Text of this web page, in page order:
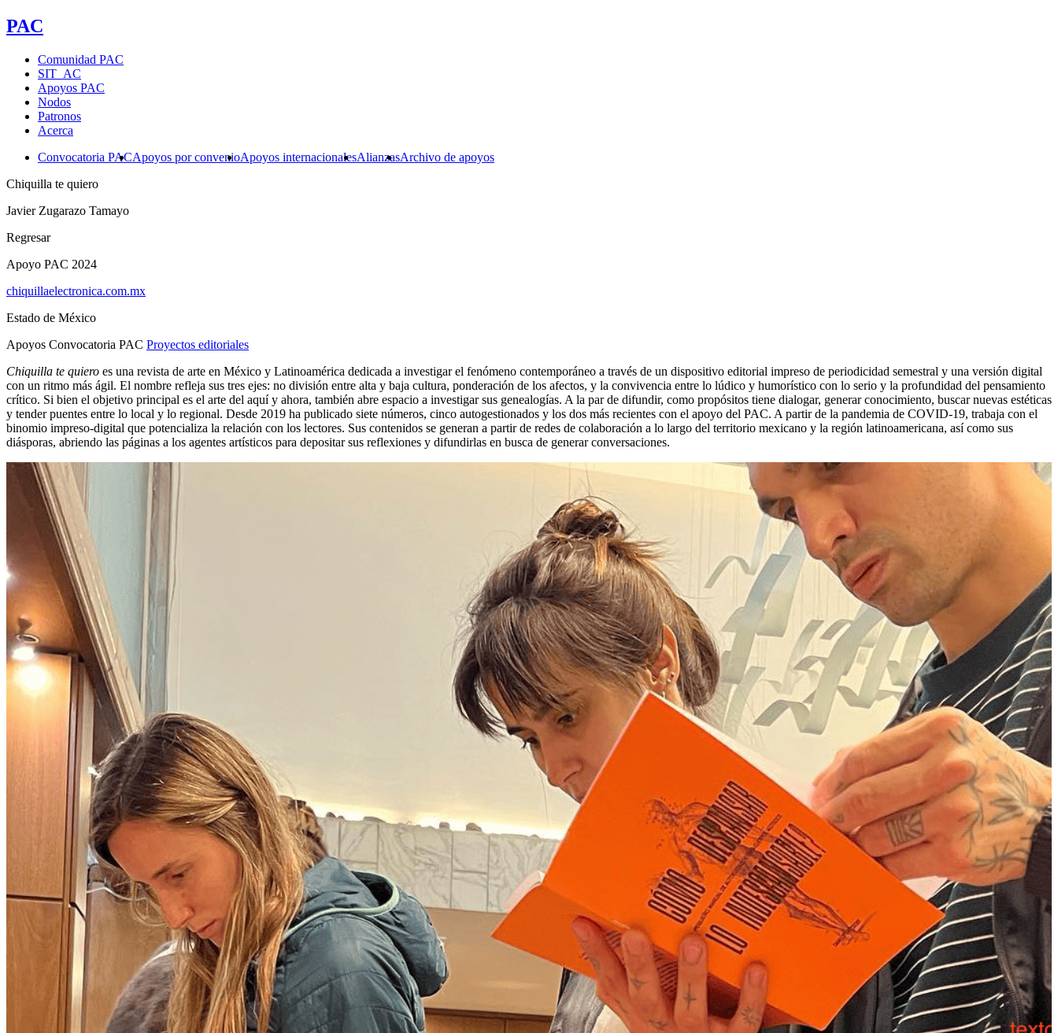
PAC
Comunidad PAC
SIT_AC
Apoyos PAC
Nodos
Patronos
Acerca
Convocatoria PACApoyos por convenioApoyos internacionalesAlianzasArchivo de apoyos
Chiquilla te quiero
Javier Zugarazo Tamayo
Regresar
Apoyo PAC 2024
chiquillaelectronica.com.mx
Estado de México
Apoyos Convocatoria PAC Proyectos editoriales
Chiquilla te quiero es una revista de arte en México y Latinoamérica dedicada a investigar el fenómeno contemporáneo a través de un dispositivo editorial impreso de periodicidad semestral y una versión digital
con un ritmo más ágil. El nombre refleja sus tres ejes: no división entre alta y baja cultura, ponderación de los afectos, y la convivencia entre lo lúdico y humorístico con lo serio y la profundidad del pensamiento
crítico. Si bien el objetivo principal es el arte del aquí y ahora, también abre espacio a investigar sus genealogías. A la par de difundir, como propósitos tiene dialogar, generar conocimiento, buscar nuevas estéticas
y tender puentes entre lo local y lo regional. Desde 2019 ha publicado siete números, cinco autogestionados y los dos más recientes con el apoyo del PAC. A partir de la pandemia de COVID-19, trabaja con el
binomio impreso-digital que potencializa la relación con los lectores. Sus contenidos se generan a partir de redes de colaboración a lo largo del territorio mexicano y la región latinoamericana, así como sus
diásporas, abriendo las páginas a los agentes artísticos para depositar sus reflexiones y difundirlas en busca de generar conversaciones.